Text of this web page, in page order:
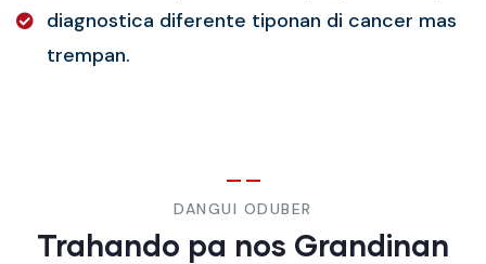
diagnostica diferente tiponan di cancer mas
trempan.
DANGUI ODUBER
Trahando pa nos Grandinan